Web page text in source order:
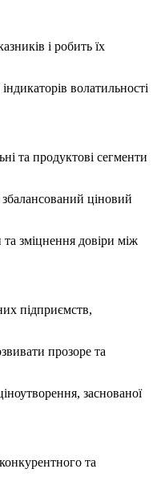
і робить їх
волатильності
та продуктові сегменти
ціновий
зміцнення довіри між
підприємств,
прозоре та
заснованої
та